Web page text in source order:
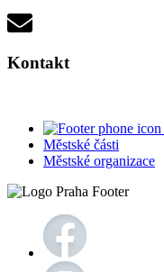
Kontakt
Městské části
Městské organizace